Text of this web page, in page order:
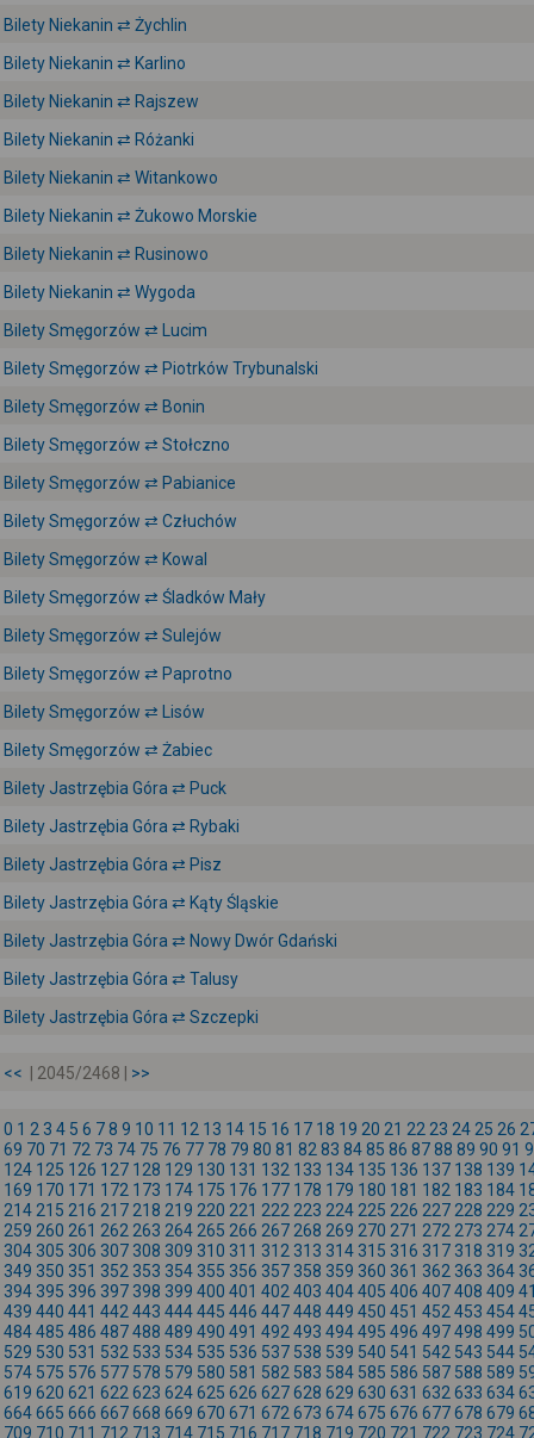
Bilety Niekanin ⇄ Żychlin
Bilety Niekanin ⇄ Karlino
Bilety Niekanin ⇄ Rajszew
Bilety Niekanin ⇄ Różanki
Bilety Niekanin ⇄ Witankowo
Bilety Niekanin ⇄ Żukowo Morskie
Bilety Niekanin ⇄ Rusinowo
Bilety Niekanin ⇄ Wygoda
Bilety Smęgorzów ⇄ Lucim
Bilety Smęgorzów ⇄ Piotrków Trybunalski
Bilety Smęgorzów ⇄ Bonin
Bilety Smęgorzów ⇄ Stołczno
Bilety Smęgorzów ⇄ Pabianice
Bilety Smęgorzów ⇄ Człuchów
Bilety Smęgorzów ⇄ Kowal
Bilety Smęgorzów ⇄ Śladków Mały
Bilety Smęgorzów ⇄ Sulejów
Bilety Smęgorzów ⇄ Paprotno
Bilety Smęgorzów ⇄ Lisów
Bilety Smęgorzów ⇄ Żabiec
Bilety Jastrzębia Góra ⇄ Puck
Bilety Jastrzębia Góra ⇄ Rybaki
Bilety Jastrzębia Góra ⇄ Pisz
Bilety Jastrzębia Góra ⇄ Kąty Śląskie
Bilety Jastrzębia Góra ⇄ Nowy Dwór Gdański
Bilety Jastrzębia Góra ⇄ Talusy
Bilety Jastrzębia Góra ⇄ Szczepki
<< | 2045/2468 | >>
0 1 2 3 4 5 6 78 9 10 11 12 13 14 15 16 17 18 19 20 21 22 23 24 25 26
69 70 71 72 73 74 75 76 77 78 79 80 81 82 83 8485 86 8788 89 90 91
124 125 126 127 128 129 130 131 132 133 134 135 136 137 138 139
169 170 171 172 173 174 175 176 177 178 179 180 181 182 183 184
214 215 216 217 218 219 220 221 222 223 224 225 226 227 228 229
259 260 261 262 263 264 265 266 267 268 269 270 271 272 273 274
304 305 306 307 308 309 310 311 312 313 314 315 316 317 318 319
349 350 351 352 353 354 355 356 357 358 359 360 361 362 363 364
394 395 396 397 398 399 400 401 402 403 404405 406 407408 409
439 440 441 442 443 444445 446 447448 449 450 451 452 453 454
484485 486 487488 489 490 491 492 493 494495 496 497498 499
529 530 531 532 533 534 535 536 537 538 539 540 541 542 543 544
574 575 576 577 578 579 580 581 582 583 584 585 586 587 588 589
619 620 621 622 623 624625 626 627628 629 630 631 632 633 634
664665 666 667668 669 670 671 672 673 674675 676 677678 679
709 710 711 712 713 714 715 716 717 718 719 720 721 722 723 724